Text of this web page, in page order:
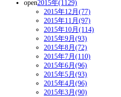
open2015年(1129)
2015年12月(77)
2015年11月(97)
2015年10月(114)
2015年9月(93)
2015年8月(72)
2015年7月(110)
2015年6月(96)
2015年5月(93)
2015年4月(96)
2015年3月(90)